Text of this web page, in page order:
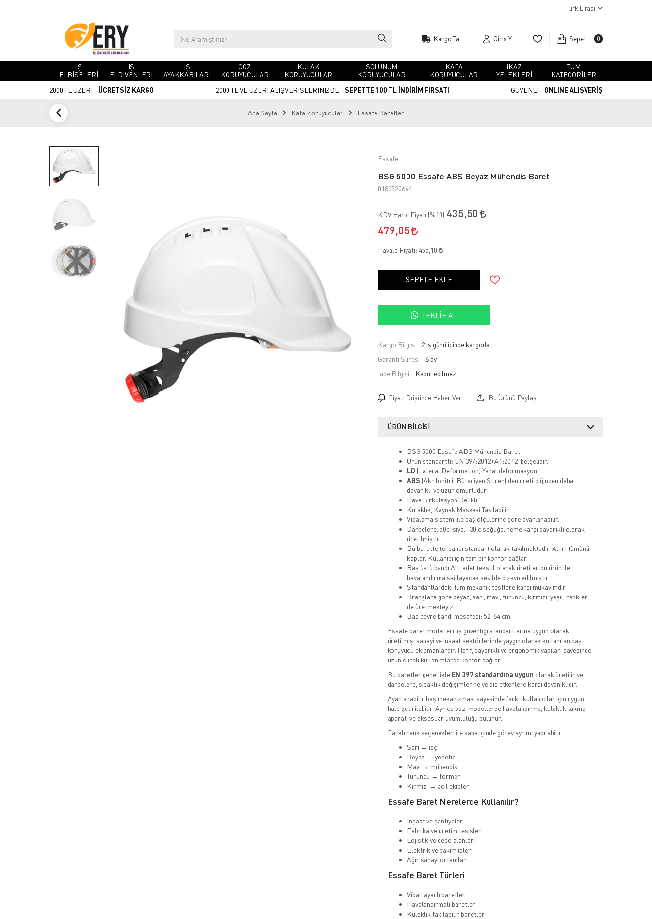
Türk Lirası
Giriş Yap Sepetim 0
İŞ
ELBİSELERİ
İŞ
ELDİVENLERİ
İŞ
AYAKKABILARI
GÖZ
KORUYUCULAR
KULAK
KORUYUCULAR
SOLUNUM
KORUYUCULAR
KAFA
KORUYUCULAR
İKAZ
YELEKLERİ
TÜM
KATEGORİLER
2000 TL ÜZERİ - ÜCRETSİZ KARGO 2000 TL VE ÜZERİ ALIŞVERİŞLERİNİZDE - SEPETTE 100 TL İNDİRİM FIRSATI GÜVENLİ - ONLINE ALIŞVERİŞ
Ana Sayfa Kafa Koruyucular Essafe Baretler
Essafe
BSG 5000 Essafe ABS Beyaz Mühendis Baret
0180520644
KDV Hariç Fiyatı (%10):435,50
479,05
Havale Fiyatı: 455,10
SEPETE EKLE
TEKLIF AL
Kargo Bilgisi: 2 iş günü içinde kargoda
Garanti Süresi: 6 ay
İade Bilgisi:
Fiyatı Düşünce Haber Ver Bu Ürünü Paylaş
ÜRÜN BILGISI
BSG 5000 Essafe ABS Mühendis Baret
Ürün standarttı: EN 397:2012+A1:2012 belgelidir.
LD (Lateral Deformation) Yanal deformasyon
ABS (Akrilonitril Bütadiyen Stiren) den üretildiğinden daha
dayanıklı ve uzun ömürlüdür.
Hava Sirkülasyon Delikli
Kulaklık, Kaynak Maskesi Takılabilir
Vidalama sistemi ile baş ölçülerine göre ayarlanabilir.
Darbelere, 50c ısıya, -30 c soğuğa, neme karşı dayanıklı olarak
üretilmiştir.
Bu barette terbandı standart olarak takılmaktadır. Alnın tümünü
kaplar. Kullanıcı için tam bir konfor sağlar.
Baş üstü bandı Altı adet tekstil olarak üretilen bu ürün ile
havalandırma sağlayacak şekilde dizayn edilmiştir.
Standartlardaki tüm mekanik testlere karşı mukavimdir.
Branşlara göre beyaz, sarı, mavi, turuncu, kırmızı, yeşil, renkler’
de üretmekteyiz.
Baş çevre bandı mesafesi: 52-64 cm
Essafe baret modelleri, iş güvenliği standartlarına uygun olarak
üretilmiş, sanayi ve inşaat sektörlerinde yaygın olarak kullanılan baş
koruyucu ekipmanlardır. Hafif, dayanıklı ve ergonomik yapıları sayesinde
uzun süreli kullanımlarda konfor sağlar.
Bu baretler genellikle EN 397 standardına uygun olarak üretilir ve
darbelere, sıcaklık değişimlerine ve dış etkenlere karşı dayanıklıdır.
Ayarlanabilir baş mekanizması sayesinde farklı kullanıcılar için uygun
hale getirilebilir. Ayrıca bazı modellerde havalandırma, kulaklık takma
aparatı ve aksesuar uyumluluğu bulunur.
Farklı renk seçenekleri ile saha içinde görev ayrımı yapılabilir:
Sarı → işçi
Beyaz → yönetici
Mavi → mühendis
Turuncu → formen
Kırmızı → acil ekipler
Essafe Baret Nerelerde Kullanılır?
İnşaat ve şantiyeler
Fabrika ve üretim tesisleri
Lojistik ve depo alanları
Elektrik ve bakım işleri
Ağır sanayi ortamları
Essafe Baret Türleri
Vidalı ayarlı baretler
Havalandırmalı baretler
Kulaklık takılabilir baretler